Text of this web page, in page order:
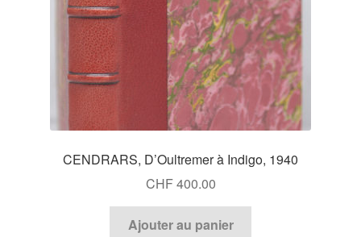
CENDRARS, D’Oultremer à Indigo, 1940
CHF400.00
Ajouter au panier